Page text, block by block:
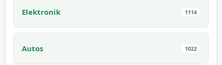
Elektronik 1114
Autos 1022